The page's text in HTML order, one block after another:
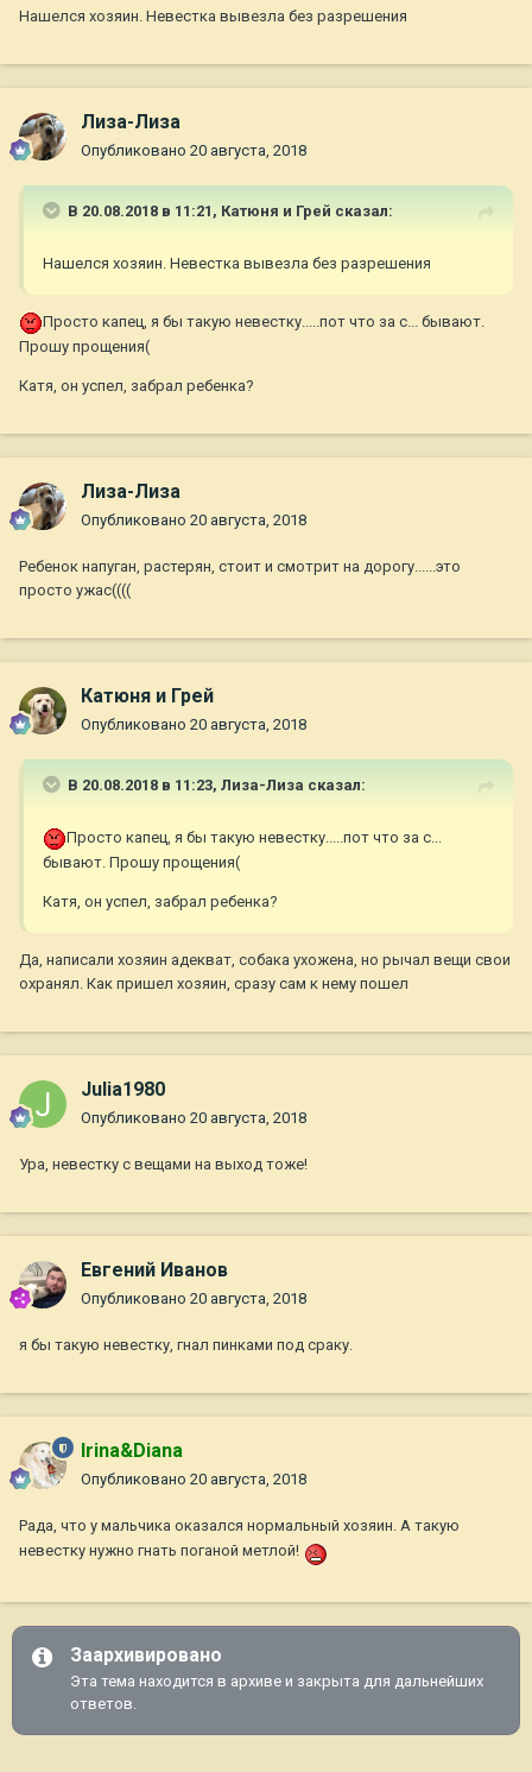
Нашелся хозяин. Невестка вывезла без разрешения
Лиза-Лиза
Опубликовано 20 августа, 2018
В 20.08.2018 в 11:21, Катюня и Грей сказал:
Нашелся хозяин. Невестка вывезла без разрешения
Просто капец, я бы такую невестку.....пот что за с... бывают.
Прошу прощения(
Катя, он успел, забрал ребенка?
Лиза-Лиза
Опубликовано 20 августа, 2018
Ребенок напуган, растерян, стоит и смотрит на дорогу......это
просто ужас((((
Катюня и Грей
Опубликовано 20 августа, 2018
В 20.08.2018 в 11:23, Лиза-Лиза сказал:
Просто капец, я бы такую невестку.....пот что за с...
бывают. Прошу прощения(
Катя, он успел, забрал ребенка?
Да, написали хозяин адекват, собака ухожена, но рычал вещи свои
охранял. Как пришел хозяин, сразу сам к нему пошел
Julia1980
Опубликовано 20 августа, 2018
Ура, невестку с вещами на выход тоже!
Евгений Иванов
Опубликовано 20 августа, 2018
я бы такую невестку, гнал пинками под сраку.
Irina&Diana
Опубликовано 20 августа, 2018
Рада, что у мальчика оказался нормальный хозяин. А такую
невестку нужно гнать поганой метлой!
Заархивировано
Эта тема находится в архиве и закрыта для дальнейших
ответов.